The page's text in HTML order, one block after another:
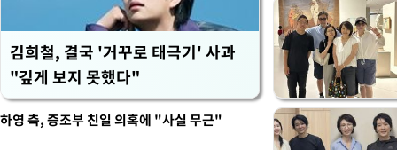
김희철, 결국 '거꾸로 태극기' 사과
"깊게 보지 못했다"
하영 측, 증조부 친일 의혹에 "사실 무근"